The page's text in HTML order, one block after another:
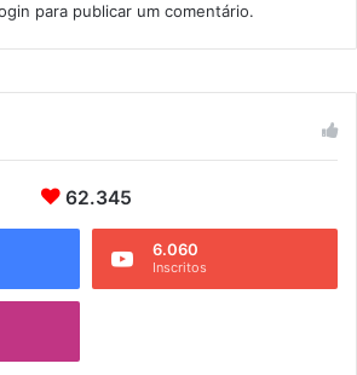
para publicar um comentário.
62.345
6.060
Inscritos